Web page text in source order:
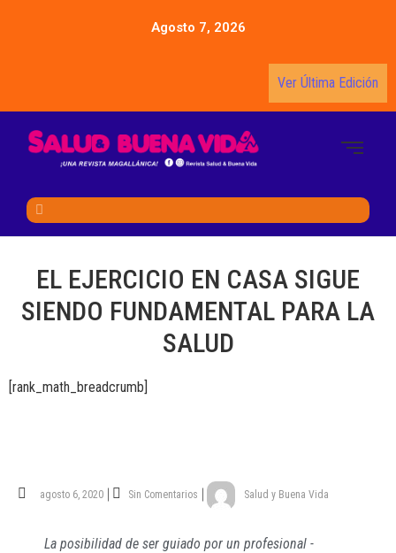
Agosto 7, 2026
Ver Última Edición
EL EJERCICIO EN CASA SIGUE
SIENDO FUNDAMENTAL PARA LA
SALUD
[rank_math_breadcrumb]
agosto 6, 2020 Sin Comentarios Salud y Buena Vida
La posibilidad de ser guiado por un profesional -